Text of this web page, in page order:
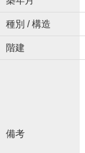
種別 / 構造
階建
備考